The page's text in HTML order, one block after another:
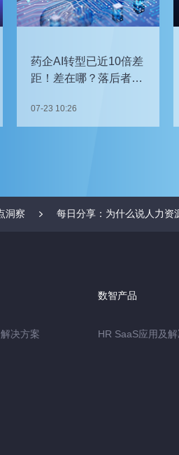
药企AI转型已近10倍差
距！差在哪？落后者该
07-23 10:26
洞察 每日分享：为什么说人力资
决方案
数智产品
HR SaaS应用及